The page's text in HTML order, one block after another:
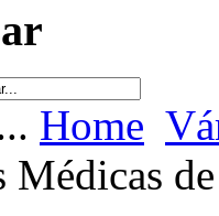
Home
Médicas